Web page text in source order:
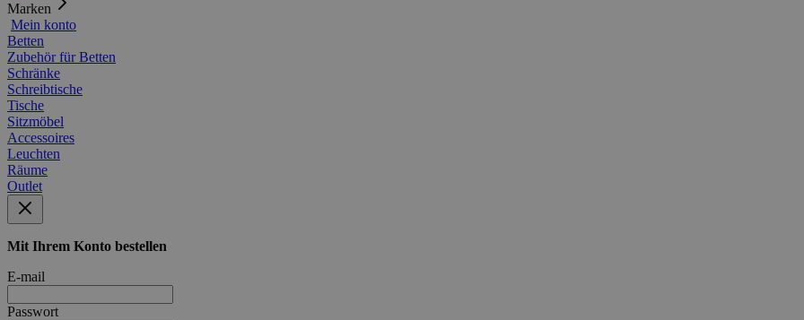
Marken
Mein konto
Betten
Zubehör für Betten
Schränke
Schreibtische
Tische
Sitzmöbel
Accessoires
Leuchten
Räume
Outlet
Mit Ihrem Konto bestellen
E-mail
Passwort